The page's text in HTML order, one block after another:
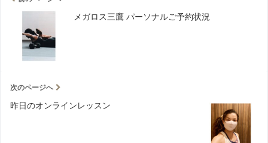
メガロス三鷹 パーソナルご予約状況
次のページへ
昨日のオンラインレッスン